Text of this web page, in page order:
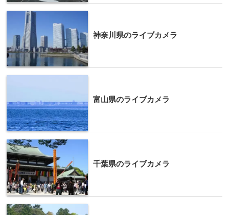
神奈川県のライブカメラ
富山県のライブカメラ
千葉県のライブカメラ